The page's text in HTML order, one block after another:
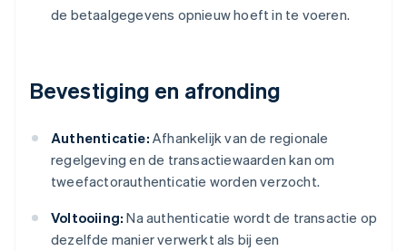
de betaalgegevens opnieuw hoeft in te voeren.
Bevestiging en afronding
Authenticatie: Afhankelijk van de regionale
regelgeving en de transactiewaarden kan om
tweefactorauthenticatie worden verzocht.
Voltooiing: Na authenticatie wordt de transactie op
dezelfde manier verwerkt als bij een